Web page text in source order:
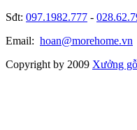
Sđt: 097.1982.777 -
Email: hoan@morehome.vn
Copyright by 2009 Xưởng gỗ